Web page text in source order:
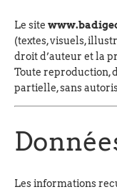
Le site
(textes, visuels,
droit d’auteur et la
Toute reproduction,
partielle, sans
Les informations